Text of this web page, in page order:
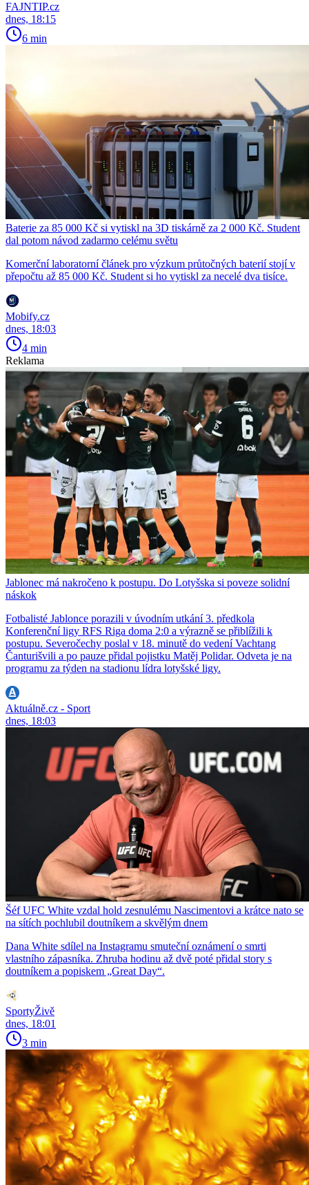
FAJNTIP.cz
dnes, 18:15
6 min
Baterie za 85 000 Kč si vytiskl na 3D tiskárně za 2 000 Kč. Student
dal potom návod zadarmo celému světu
Komerční laboratorní článek pro výzkum průtočných baterií stojí v
přepočtu až 85 000 Kč. Student si ho vytiskl za necelé dva tisíce.
Mobify.cz
dnes, 18:03
4 min
Reklama
Jablonec má nakročeno k postupu. Do Lotyšska si poveze solidní
náskok
Fotbalisté Jablonce porazili v úvodním utkání 3. předkola
Konferenční ligy RFS Riga doma 2:0 a výrazně se přiblížili k
postupu. Severočechy poslal v 18. minutě do vedení Vachtang
Čanturišvili a po pauze přidal pojistku Matěj Polidar. Odveta je na
programu za týden na stadionu lídra lotyšské ligy.
Aktuálně.cz - Sport
dnes, 18:03
Šéf UFC White vzdal hold zesnulému Nascimentovi a krátce nato se
na sítích pochlubil doutníkem a skvělým dnem
Dana White sdílel na Instagramu smuteční oznámení o smrti
vlastního zápasníka. Zhruba hodinu až dvě poté přidal story s
doutníkem a popiskem „Great Day“.
SportyŽivě
dnes, 18:01
3 min